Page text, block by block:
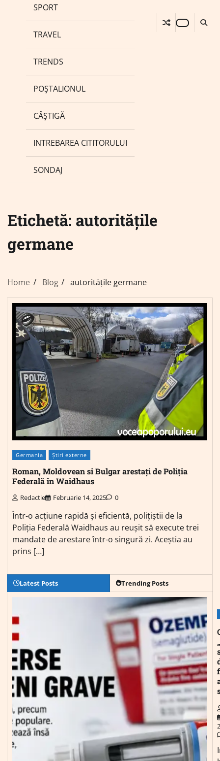
SPORT
TRAVEL
TRENDS
POȘTALIONUL
CÂȘTIGĂ
INTREBAREA CITITORULUI
SONDAJ
Etichetă: autoritățile
germane
Home Blog autoritățile germane
Germania Știri externe
Roman, Moldovean si Bulgar arestați de Poliția
Federală în Waidhaus
Redactie Februarie 14, 2025 0
Într-o acțiune rapidă și eficientă, polițiștii de la
Poliția Federală Waidhaus au reușit să execute trei
mandate de arestare într-o singură zi. Aceștia au
prins […]
Latest Posts Trending Posts